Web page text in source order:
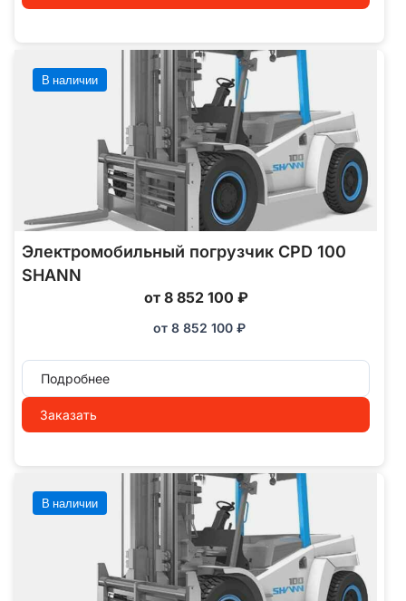
В наличии
Электромобильный погрузчик CPD 100
SHANN
от 8 852 100 ₽
от 8 852 100 ₽
Подробнее
Заказать
В наличии